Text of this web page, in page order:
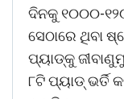
ଦିନକୁ ୧୦୦୦-
ସେଠାରେ ଥିବା
ପ୍ୟାଡ୍‌କୁ
୮ଟି ପ୍ୟାଡ୍‌ ଭର୍ତି